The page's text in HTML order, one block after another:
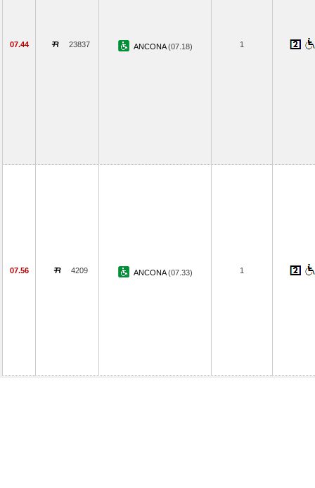
07.44 23837 ANCONA(07.18) 1
07.56 4209 ANCONA(07.33) 1